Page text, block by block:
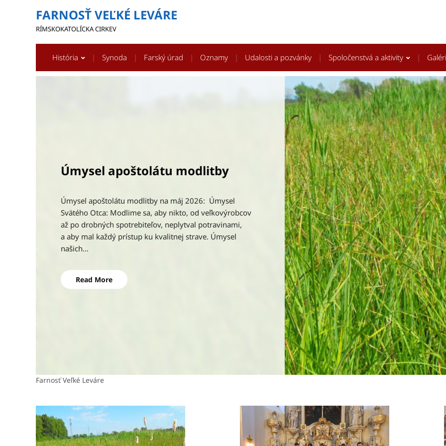
FARNOSŤ VEĽKÉ LEVÁRE
RÍMSKOKATOLÍCKA CIRKEV
História Synoda Farský úrad Oznamy Udalosti a pozvánky Spoločenstvá a aktivity
Dobrá novina
Koledníci Dobrej noviny vo Veľkých Levároch v r. 2025
vykoledovali 1971 eur. Do zbierky prispel aj evanjelický
cirkevný zbor vo Veľkých Levároch. Poďakovanie za
spríjemnenie Štedrého dňa a prinesenie Betlehemského…
Farnosť Veľké Leváre